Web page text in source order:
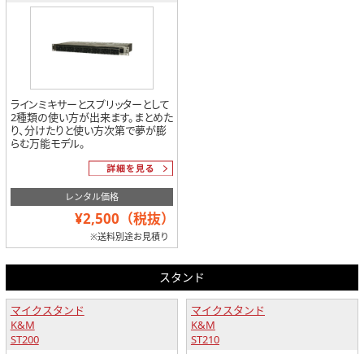
ラインミキサーとスプリッターとして
2種類の使い方が出来ます。まとめた
り、分けたりと使い方次第で夢が膨
らむ万能モデル。
レンタル価格
¥2,500（税抜）
※送料別途お見積り
スタンド
マイクスタンド
K&M
ST200
マイクスタンド
K&M
ST210